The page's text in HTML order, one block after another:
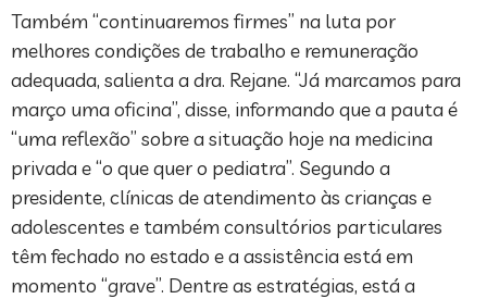
Também “continuaremos firmes” na luta por
melhores condições de trabalho e remuneração
adequada, salienta a dra. Rejane. “Já marcamos para
março uma oficina”, disse, informando que a pauta é
“uma reflexão” sobre a situação hoje na medicina
privada e “o que quer o pediatra”. Segundo a
presidente, clínicas de atendimento às crianças e
adolescentes e também consultórios particulares
têm fechado no estado e a assistência está em
momento “grave”. Dentre as estratégias, está a